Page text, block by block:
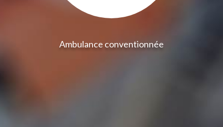
Ambulance conventionnée